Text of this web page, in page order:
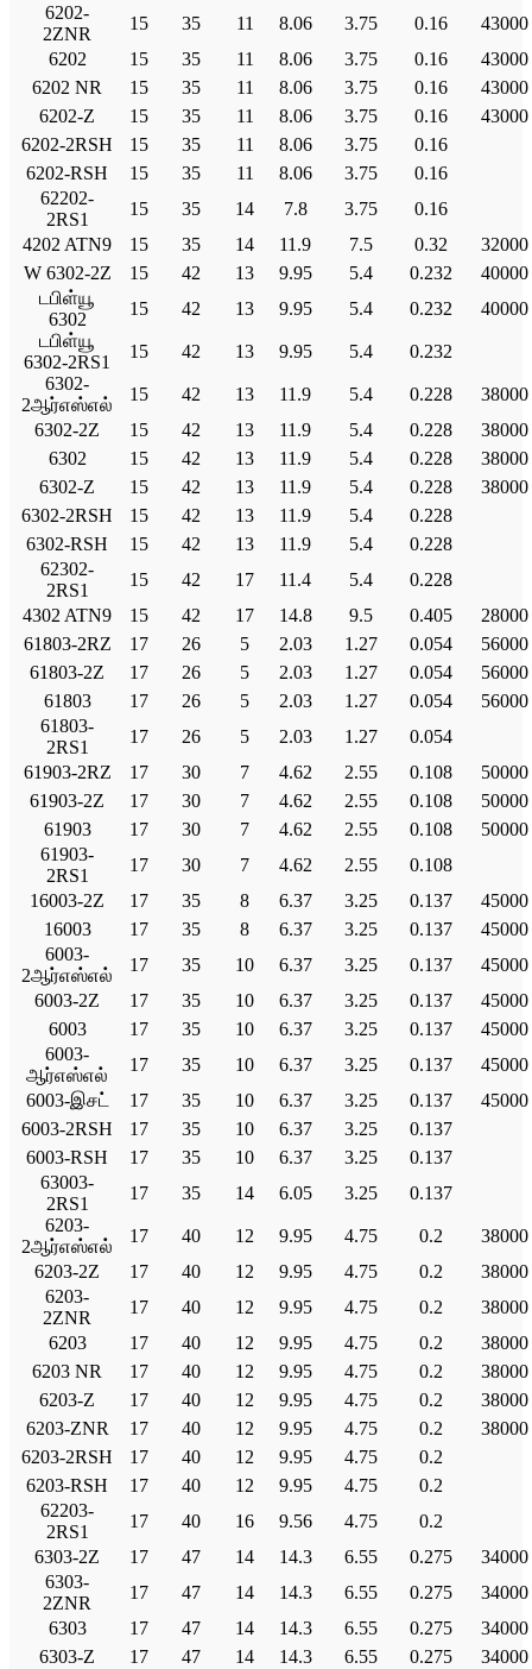
6202-
2ZNR
15 35 11 8.06 3.75 0.16
43000
6202
15 35 11 8.06 3.75 0.16
43000
6202 NR
15 35 11 8.06 3.75 0.16
43000
6202-Z
15 35 11 8.06 3.75 0.16
43000
6202-2RSH
15 35 11 8.06 3.75
0.16
6202-RSH
15 35 11 8.06 3.75
0.16
62202-
2RS1
15 35 14 7.8 3.75
0.16
4202 ATN9
15 35 14 11.9 7.5 0.32
32000
W 6302-2Z
15 42 13 9.95 5.4 0.232
40000
டபிள்யூ
6302
15 42 13 9.95 5.4 0.232
40000
டபிள்யூ
6302-2RS1
15 42 13 9.95 5.4
0.232
6302-
2ஆர்எஸ்எல்
15 42 13 11.9 5.4 0.228
38000
6302-2Z
15 42 13 11.9 5.4 0.228
38000
6302
15 42 13 11.9 5.4 0.228
38000
6302-Z
15 42 13 11.9 5.4 0.228
38000
6302-2RSH
15 42 13 11.9 5.4
0.228
6302-RSH
15 42 13 11.9 5.4
0.228
62302-
2RS1
15 42 17 11.4 5.4
0.228
4302 ATN9
15 42 17 14.8 9.5 0.405
28000
61803-2RZ
17 26 5 2.03 1.27 0.054
56000
61803-2Z
17 26 5 2.03 1.27 0.054
56000
61803
17 26 5 2.03 1.27 0.054
56000
61803-
2RS1
17 26 5 2.03 1.27
0.054
61903-2RZ
17 30 7 4.62 2.55 0.108
50000
61903-2Z
17 30 7 4.62 2.55 0.108
50000
61903
17 30 7 4.62 2.55 0.108
50000
61903-
2RS1
17 30 7 4.62 2.55
0.108
16003-2Z
17 35 8 6.37 3.25 0.137
45000
16003
17 35 8 6.37 3.25 0.137
45000
6003-
2ஆர்எஸ்எல்
17 35 10 6.37 3.25 0.137
45000
6003-2Z
17 35 10 6.37 3.25 0.137
45000
6003
17 35 10 6.37 3.25 0.137
45000
6003-
ஆர்எஸ்எல்
17 35 10 6.37 3.25 0.137
45000
6003-இசட்
17 35 10 6.37 3.25 0.137
45000
6003-2RSH
17 35 10 6.37 3.25
0.137
6003-RSH
17 35 10 6.37 3.25
0.137
63003-
2RS1
17 35 14 6.05 3.25
0.137
6203-
2ஆர்எஸ்எல்
17 40 12 9.95 4.75 0.2
38000
6203-2Z
17 40 12 9.95 4.75 0.2
38000
6203-
2ZNR
17 40 12 9.95 4.75 0.2
38000
6203
17 40 12 9.95 4.75 0.2
38000
6203 NR
17 40 12 9.95 4.75 0.2
38000
6203-Z
17 40 12 9.95 4.75 0.2
38000
6203-ZNR
17 40 12 9.95 4.75 0.2
38000
6203-2RSH
17 40 12 9.95 4.75
0.2
6203-RSH
17 40 12 9.95 4.75
0.2
62203-
2RS1
17 40 16 9.56 4.75
0.2
6303-2Z
17 47 14 14.3 6.55 0.275
34000
6303-
2ZNR
17 47 14 14.3 6.55 0.275
34000
6303
17 47 14 14.3 6.55 0.275
34000
6303-Z
17 47 14 14.3 6.55 0.275
34000